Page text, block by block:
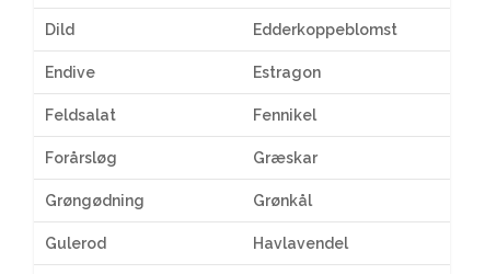
Dild Edderkoppeblomst
Endive Estragon
Feldsalat Fennikel
Forårsløg Græskar
Grøngødning Grønkål
Gulerod Havlavendel